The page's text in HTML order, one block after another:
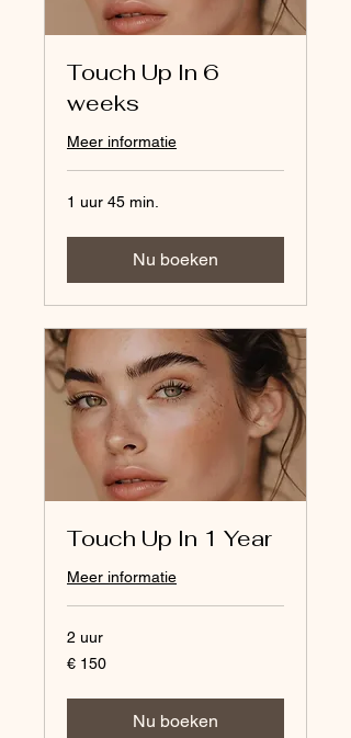
Touch Up In 6
weeks
Meer informatie
1 uur 45 min.
Nu boeken
Touch Up In 1 Year
Meer informatie
2 uur
150
euro
€ 150
Nu boeken